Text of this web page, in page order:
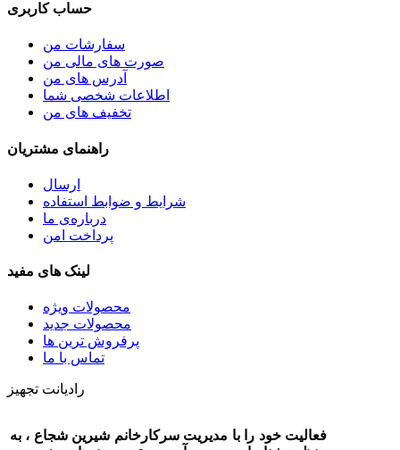
حساب کاربری
سفارشات من
صورت های مالی من
آدرس های من
اطلاعات شخصی شما
تخفیف های من
راهنمای مشتریان
ارسال
شرایط و ضوابط استفاده
درباره‌ی ما
پرداخت امن
لینک های مفید
محصولات ویژه
محصولات جدید
پرفروش ترین‌ ها
تماس با ما
رادیانت تجهیز
فعالیت خود را با مدیریت سرکارخانم شیرین شجاع ، به